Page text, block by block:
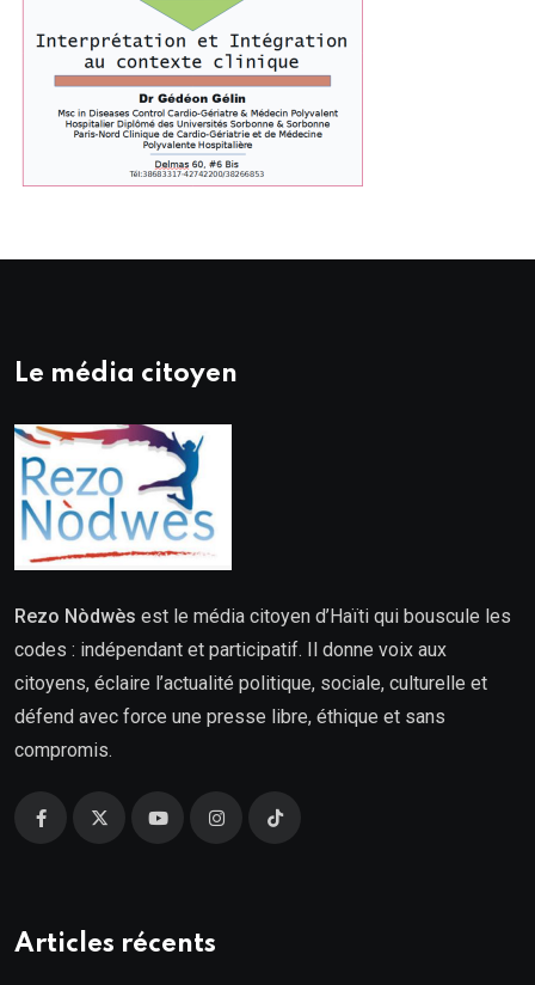
Le média citoyen
Rezo Nòdwès est le média citoyen d’Haïti qui bouscule les
codes : indépendant et participatif. Il donne voix aux
citoyens, éclaire l’actualité politique, sociale, culturelle et
défend avec force une presse libre, éthique et sans
compromis.
Articles récents